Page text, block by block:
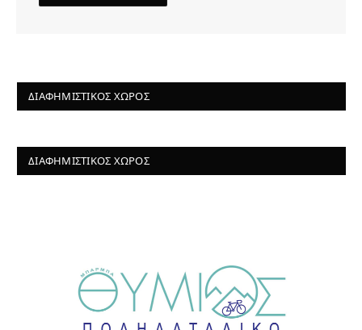
ΔΙΑΦΗΜΙΣΤΙΚΌΣ ΧΏΡΟΣ
ΔΙΑΦΗΜΙΣΤΙΚΌΣ ΧΏΡΟΣ